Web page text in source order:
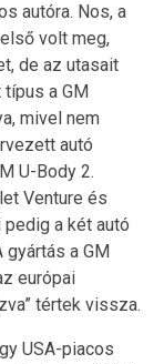
autóra. Nos, a
volt meg,
de az utasait
a GM
mivel nem
autó
U-Body 2.
Venture és
pedig a két autó
a GM
európai
tértek vissza.
USA-piacos